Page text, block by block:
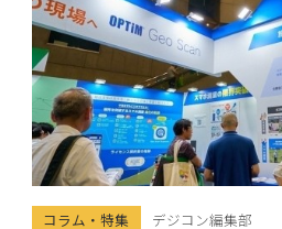
コラム・特集 デジコン編集部